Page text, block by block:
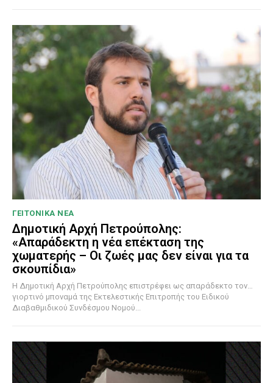
ΓΕΙΤΟΝΙΚΑ ΝΕΑ
Δημοτική Αρχή Πετρούπολης:
«Απαράδεκτη η νέα επέκταση της
χωματερής – Οι ζωές μας δεν είναι για τα
σκουπίδια»
Η Δημοτική Αρχή Πετρούπολης επιστρέφει ως απαράδεκτο τον…
γιορτινό μποναμά της Εκτελεστικής Επιτροπής του Ειδικού
Διαβαθμιδικού Συνδέσμου Νομού...